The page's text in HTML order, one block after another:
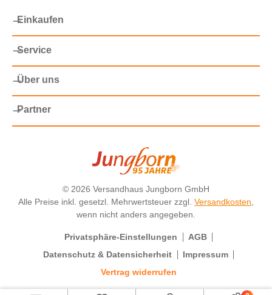
Einkaufen
Service
Über uns
Partner
© 2026 Versandhaus Jungborn GmbH
Alle Preise inkl. gesetzl. Mehrwertsteuer zzgl. Versandkosten
wenn nicht anders angegeben.
Privatsphäre-Einstellungen
AGB
Datenschutz & Datensicherheit
Impressum
Vertrag widerrufen